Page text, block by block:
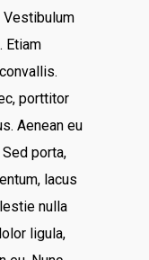
Vestibulum
Etiam
porttitor
Aenean eu
porta,
lacus
nulla
ligula,